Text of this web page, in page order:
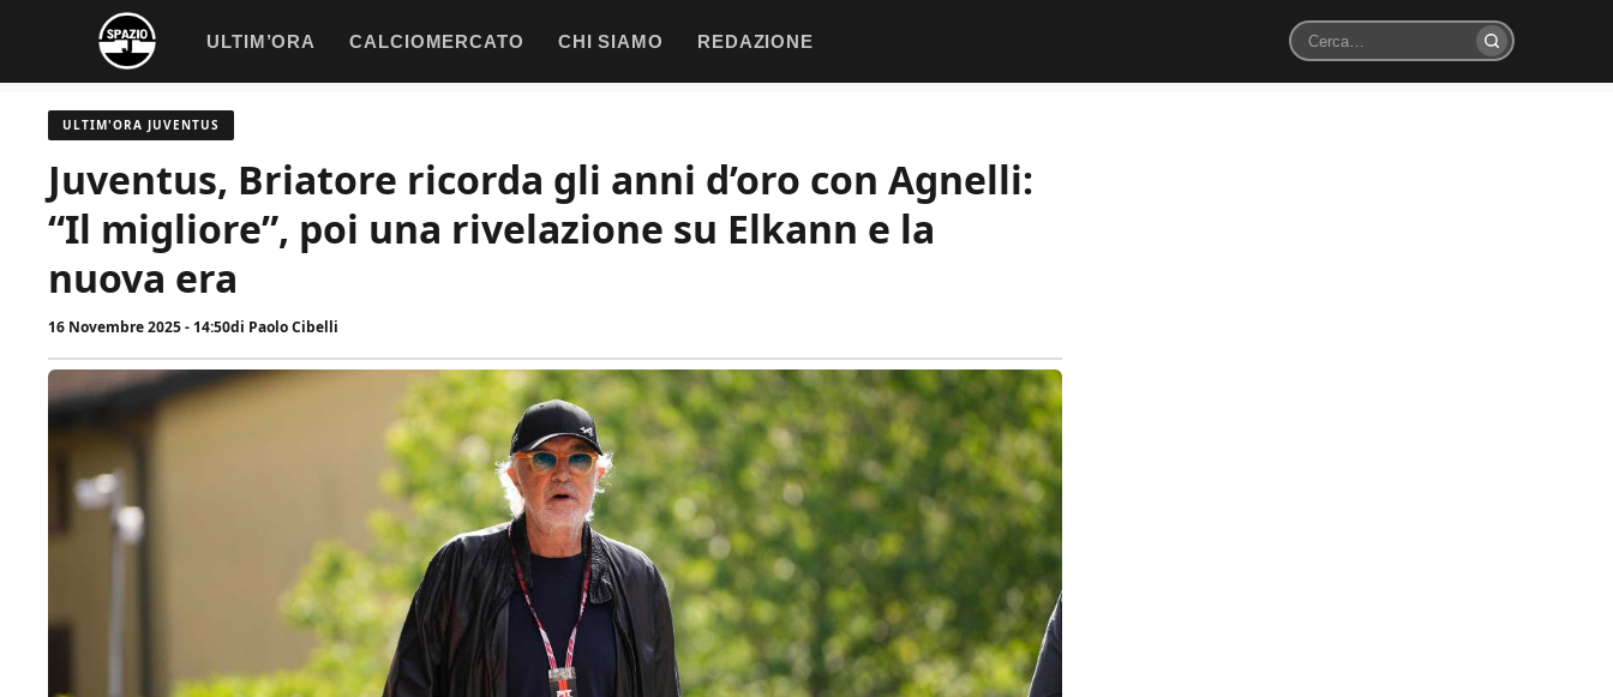
contenuto
ULTIM’ORA CALCIOMERCATO CHI SIAMO REDAZIONE
Cerca
ULTIM'ORA JUVENTUS
Juventus, Briatore ricorda gli anni d’oro con Agnelli:
“Il migliore”, poi una rivelazione su Elkann e la
nuova era
16 Novembre 2025 - 14:50di Paolo Cibelli